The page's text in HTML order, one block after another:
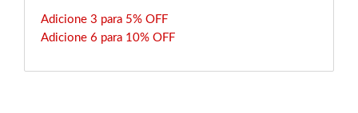
Adicione 3 para 5% OFF
Adicione 6 para 10% OFF